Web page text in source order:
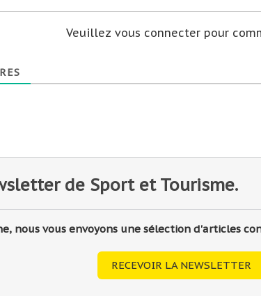
Veuillez vous connecter pour
de Sport et Tourisme.
nous vous envoyons une sélection d'articles
RECEVOIR LA NEWSLETTER